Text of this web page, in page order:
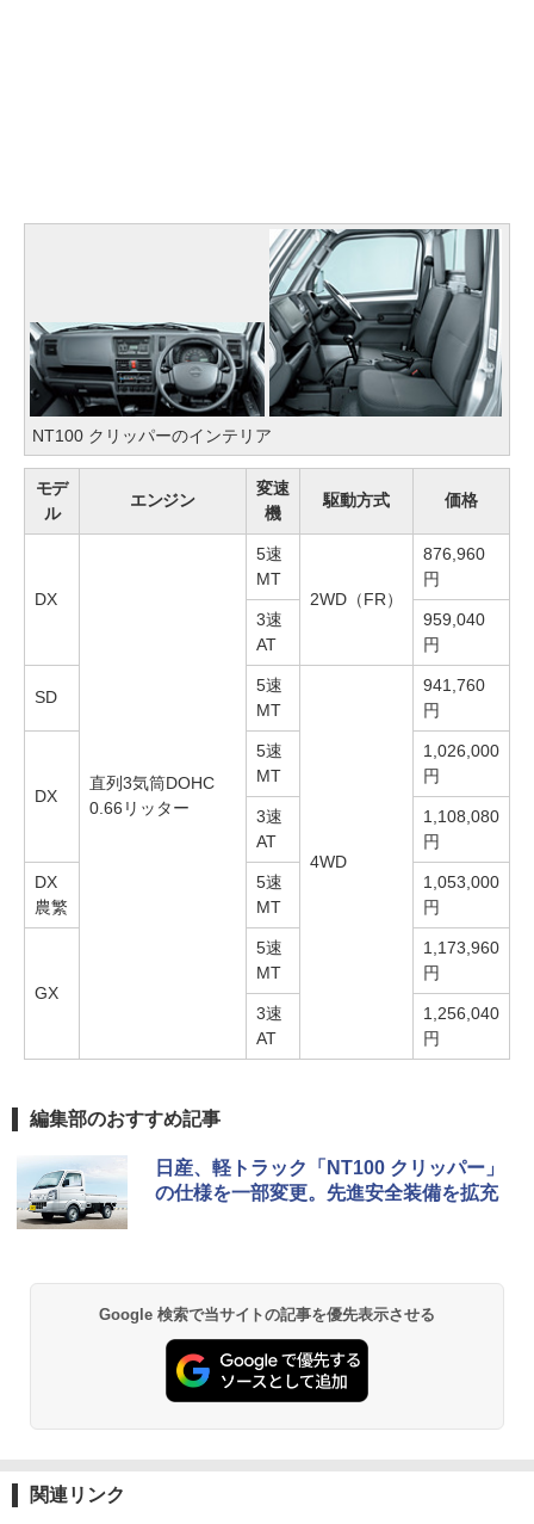
NT100 クリッパーのインテリア
モデ
ル
エンジン
変速
機
駆動方式 価格
DX
直列3気筒DOHC
0.66リッター
5速
MT
2WD（FR）
876,960
円
3速
AT
959,040
円
SD
5速
MT
4WD
941,760
円
DX
5速
MT
1,026,000
円
3速
AT
1,108,080
円
DX
農繁
5速
MT
1,053,000
円
GX
5速
MT
1,173,960
円
3速
AT
1,256,040
円
編集部のおすすめ記事
日産、軽トラック「NT100 クリッパー」
の仕様を一部変更。先進安全装備を拡充
Google 検索で当サイトの記事を優先表示させる
関連リンク